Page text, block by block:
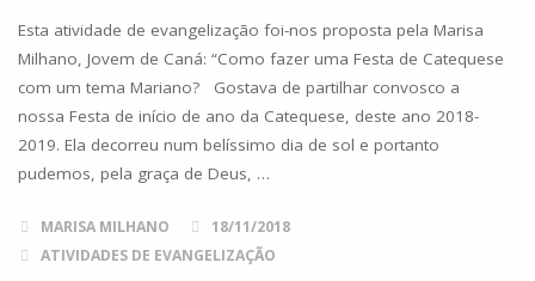
NA
CATEQUESE"
Esta atividade de evangelização foi-nos proposta pela Marisa
Milhano, Jovem de Caná: “Como fazer uma Festa de Catequese
com um tema Mariano? Gostava de partilhar convosco a
nossa Festa de início de ano da Catequese, deste ano 2018-
2019. Ela decorreu num belíssimo dia de sol e portanto
pudemos, pela graça de Deus, …
MARISA MILHANO
18/11/2018
ATIVIDADES DE EVANGELIZAÇÃO